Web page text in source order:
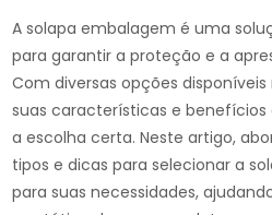
A solapa embalagem é uma
para garantir a proteção e a
Com diversas opções
suas características e
a escolha certa. Neste artigo,
tipos e dicas para selecionar a
para suas necessidades,